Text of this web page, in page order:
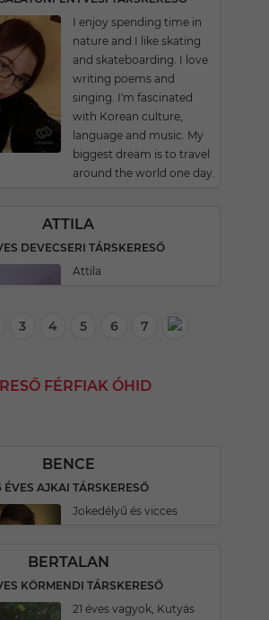
I enjoy spending time in
nature and I like skating
and skateboarding. I love
writing poems and
singing. I'm fascinated
with Korean culture,
language and music. My
biggest dream is to travel
around the world one day.
ATTILA
DEVECSERI TÁRSKERESŐ
Attila
3 4 5 6 7
FÉRFIAK ÓHID
BENCE
ÉVES AJKAI TÁRSKERESŐ
Jokedélyű és vicces
BERTALAN
KÖRMENDI TÁRSKERESŐ
21 éves vagyok, Kutyás